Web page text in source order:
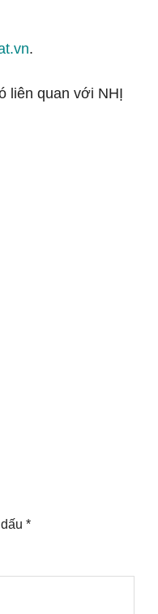
.
liên quan với NHỊ
*